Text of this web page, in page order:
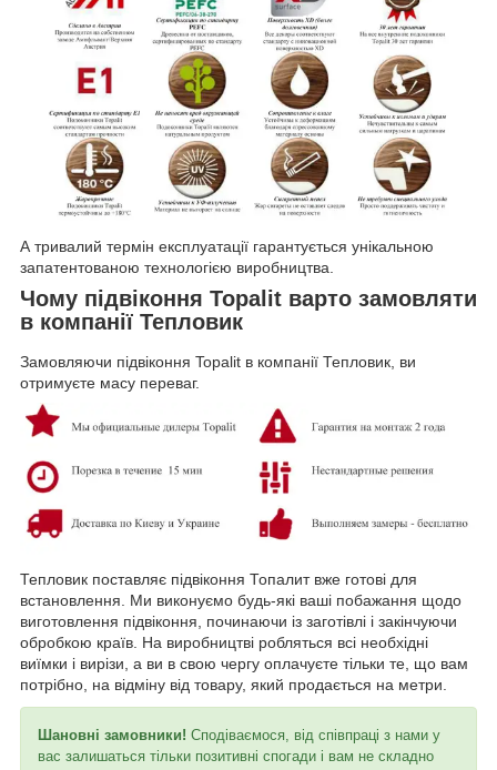
А тривалий термін експлуатації гарантується унікальною
запатентованою технологією виробництва.
Чому підвіконня Topalit варто замовляти
в компанії Тепловик
Замовляючи підвіконня Topalit в компанії Тепловик, ви
отримуєте масу переваг.
Тепловик поставляє підвіконня Топалит вже готові для
встановлення. Ми виконуємо будь-які ваші побажання щодо
виготовлення підвіконня, починаючи із заготівлі і закінчуючи
обробкою країв. На виробництві робляться всі необхідні
виїмки і вирізи, а ви в свою чергу оплачуєте тільки те, що вам
потрібно, на відміну від товару, який продається на метри.
Шановні замовники! Сподіваємося, від співпраці з нами у
вас залишаться тільки позитивні спогади і вам не складно